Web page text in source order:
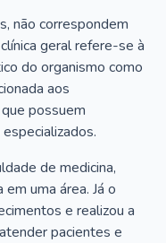
não correspondem
geral refere-se à
do organismo como
aos
possuem
de medicina,
uma área. Já o
e realizou a
pacientes e